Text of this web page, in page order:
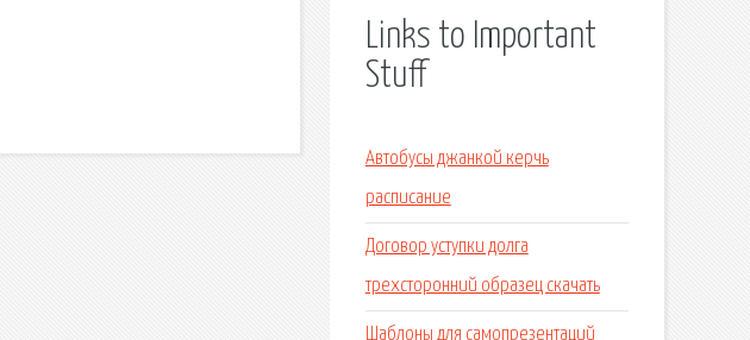
Links to Important
Stuff
Автобусы джанкой керчь
расписание
Договор уступки долга
трехсторонний образец скачать
Шаблоны для самопрезентаций